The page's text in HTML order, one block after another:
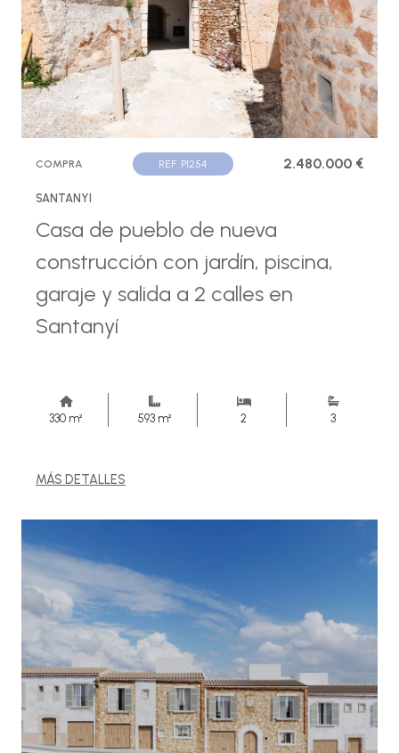
COMPRA REF. P1254 2.480.000 €
SANTANYI
Casa de pueblo de nueva
construcción con jardín, piscina,
garaje y salida a 2 calles en
Santanyí
330 m² 593 m² 2 3
MÁS DETALLES